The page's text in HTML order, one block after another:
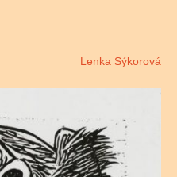
Lenka Sýkorová